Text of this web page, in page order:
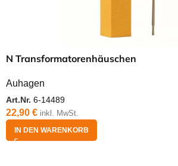
N Transformatorenhäuschen
Auhagen
Art.Nr. 6-14489
22,90 € inkl. MwSt.
IN DEN WARENKORB